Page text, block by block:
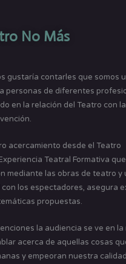
No Más
gustaría contarles que somos
personas de diferentes
en la relación del Teatro con la
acercamiento desde el Teatro
Teatral Formativa
mediante las obras de teatro y
los espectadores, asegura
propuestas.
la audiencia se ve en la
acerca de aquellas cosas
y empeoran nuestra